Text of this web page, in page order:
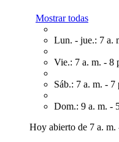
Mostrar todas
Lun. - jue.: 7 a.
Vie.: 7 a. m. - 8
Sáb.: 7 a. m. - 7
Dom.: 9 a. m. -
Hoy abierto de 7 a. m.